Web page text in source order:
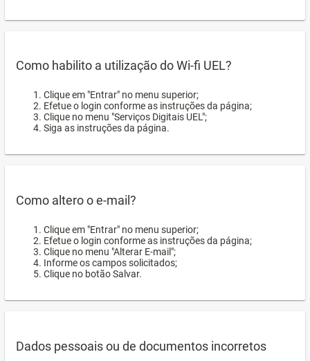
Como habilito a utilização do Wi-fi UEL?
Clique em "Entrar" no menu superior;
Efetue o login conforme as instruções da página;
Clique no menu "Serviços Digitais UEL";
Siga as instruções da página.
Como altero o e-mail?
Clique em "Entrar" no menu superior;
Efetue o login conforme as instruções da página;
Clique no menu "Alterar E-mail";
Informe os campos solicitados;
Clique no botão Salvar.
Dados pessoais ou de documentos incorretos